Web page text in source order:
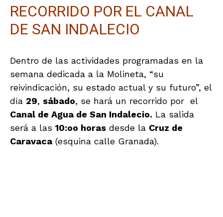
RECORRIDO POR EL CANAL
DE SAN INDALECIO
Dentro de las actividades programadas en la
semana dedicada a la Molineta, “su
reivindicación, su estado actual y su futuro”, el
día 29, sábado, se hará un recorrido por el
Canal de Agua de San Indalecio. La salida
será a las 10:oo horas desde la Cruz de
Caravaca (esquina calle Granada).